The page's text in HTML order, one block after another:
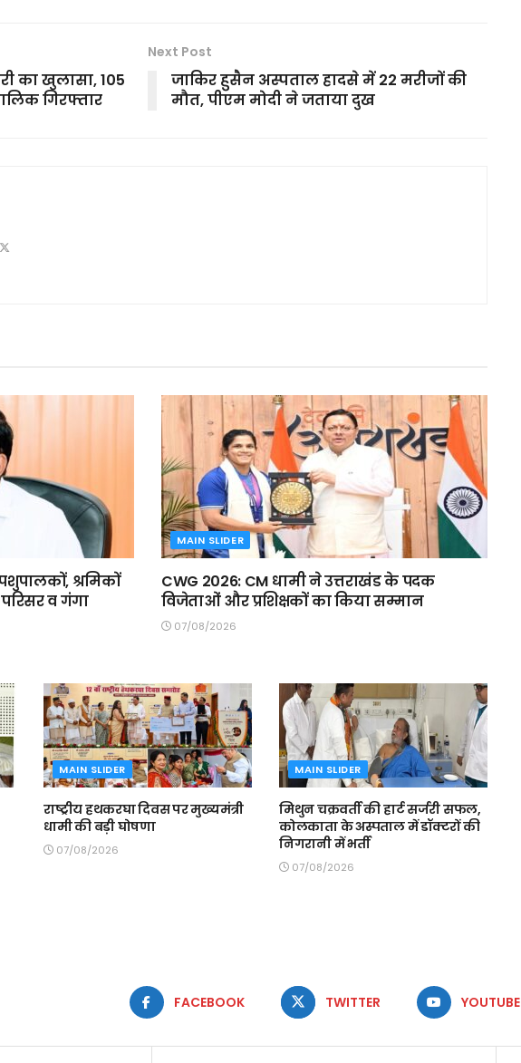
का खुलासा, 105
गिरफ्तार
Next Post
जाकिर हुसैन अस्पताल हादसे में 22 मरीजों की
मौत, पीएम मोदी ने जताया दुख
श्रमिकों
व गंगा
MAIN SLIDER
CWG 2026: CM धामी ने उत्तराखंड के पदक
विजेताओं और प्रशिक्षकों का किया सम्मान
07/08/2026
MAIN SLIDER
राष्ट्रीय हथकरघा दिवस पर मुख्यमंत्री
धामी की बड़ी घोषणा
07/08/2026
MAIN SLIDER
मिथुन चक्रवर्ती की हार्ट सर्जरी सफल,
कोलकाता के अस्पताल में डॉक्टरों की
निगरानी में भर्ती
07/08/2026
FACEBOOK TWITTER YOUTUBE